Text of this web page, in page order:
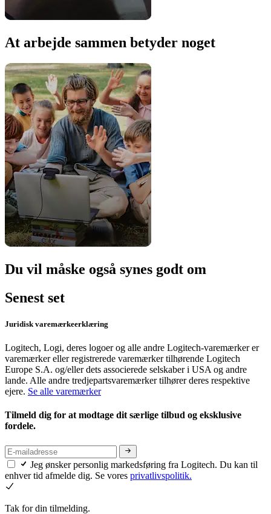
At arbejde sammen betyder noget
Du vil måske også synes godt om
Senest set
Juridisk varemærkeerklæring
Logitech, Logi, deres logoer og alle andre Logitech-varemærker er
varemærker eller registrerede varemærker tilhørende Logitech
Europe S.A. og/eller dets associerede selskaber i USA og andre
lande. Alle andre tredjepartsvaremærker tilhører deres respektive
ejere. Se alle varemærker
Tilmeld dig for at modtage dit særlige tilbud og eksklusive
fordele.
Jeg ønsker personlig markedsføring fra Logitech. Du kan til
enhver tid afmelde dig. Se vores privatlivspolitik.
Tak for din tilmelding.